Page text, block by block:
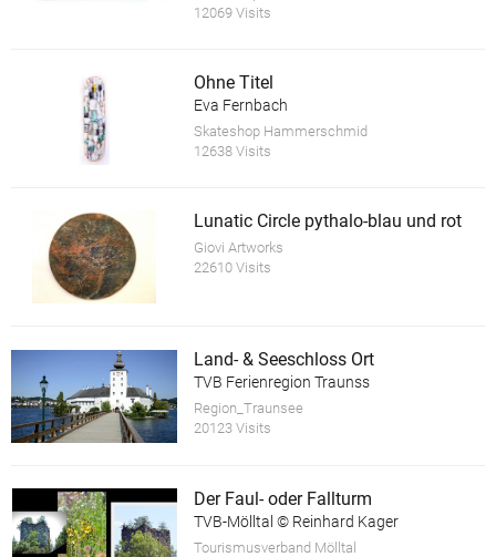
12069 Visits
Ohne Titel
Eva Fernbach
Skateshop Hammerschmid
12638 Visits
Lunatic Circle pythalo-blau und rot
Giovi Artworks
22610 Visits
Land- & Seeschloss Ort
TVB Ferienregion Traunss
Region_Traunsee
20123 Visits
Der Faul- oder Fallturm
TVB-Mölltal © Reinhard Kager
Tourismusverband Mölltal